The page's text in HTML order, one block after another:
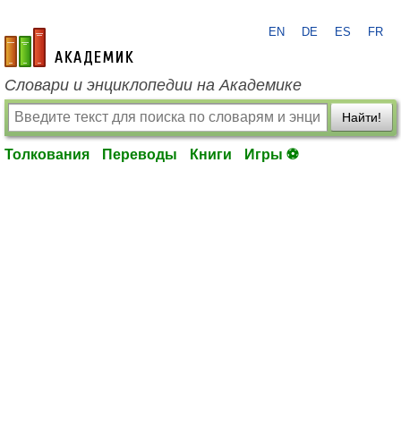
academic.ru
EN DE ES FR
Словари и энциклопедии на Академике
Найти!
Толкования Переводы Книги Игры ⚽